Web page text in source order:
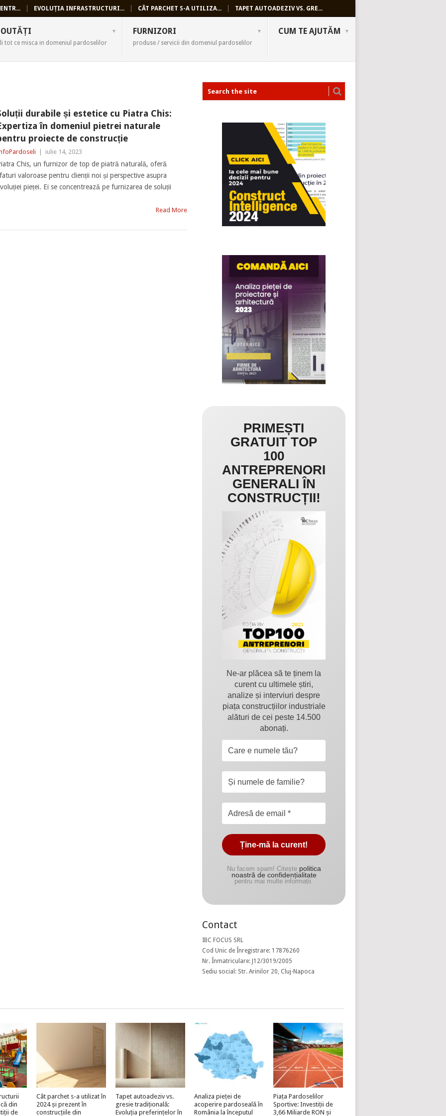
EVOLUȚIA INFRASTRUCTURI... CÂT PARCHET S-A UTILIZA... TAPET AUTOADEZIV VS. GRE...
tot ce misca in domeniul pardoselilor
FURNIZORI
produse / servicii din domeniul pardoselilor
CUM TE AJUTĂM
durabile și estetice cu Piatra Chis:
în domeniul pietrei naturale
proiecte de construcție
iulie 14, 2023
Chis, un furnizor de top de piatră naturală, oferă
valoroase pentru clienții noi și perspective asupra
pieței. Ei se concentrează pe furnizarea de soluții
Read More
PRIMEȘTI
GRATUIT TOP
100
ANTREPRENORI
GENERALI ÎN
CONSTRUCȚII!
Ne-ar plăcea să te ținem la
curent cu ultimele știri,
analize și interviuri despre
piața construcțiilor industriale
alături de cei peste 14.500
abonați.
Nu facem spam! Citește politica
noastră de confidențialitate
pentru mai multe informații.
Contact
IBC FOCUS SRL
Cod Unic de Înregistrare: 17876260
Nr. Înmatriculare: J12/3019/2005
Sediu social: Str. Arinilor 20, Cluj-Napoca
din
de
Cât parchet s-a utilizat în
2024 și prezent în
construcțiile din
Tapet autoadeziv vs.
gresie tradițională:
Evoluția preferințelor în
Analiza pieței de
acoperire pardoseală în
România la începutul
Piața Pardoselilor
Sportive: Investiții de
3,66 Miliarde RON și